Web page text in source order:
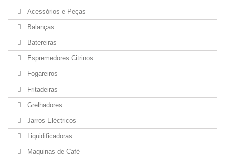
Acessórios e Peças
Balanças
Batereiras
Espremedores Citrinos
Fogareiros
Fritadeiras
Grelhadores
Jarros Eléctricos
Liquidificadoras
Maquinas de Café